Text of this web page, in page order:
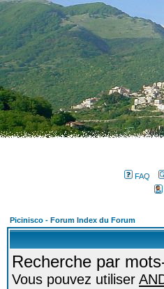
FAQ
Picinisco - Forum Index du Forum
Recherche par
Vous pouvez utiliser